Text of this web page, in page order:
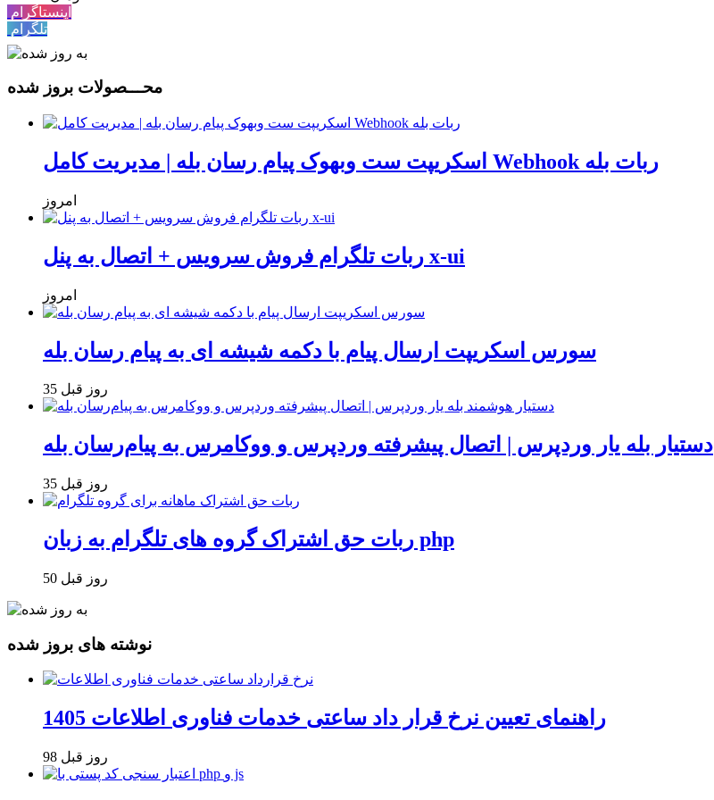
اینستاگرام
تلگرام
محـــصولات بروز شده
اسکریپت ست وبهوک پیام رسان بله | مدیریت کامل Webhook ربات بله
امروز
ربات تلگرام فروش سرویس + اتصال به پنل x-ui
امروز
سورس اسکریپت ارسال پیام با دکمه شیشه ای به پیام رسان بله
35 روز قبل
دستیار بله یار وردپرس | اتصال پیشرفته وردپرس و ووکامرس به پیام‌رسان بله
35 روز قبل
ربات حق اشتراک گروه های تلگرام به زبان php
50 روز قبل
نوشته های بروز شده
راهنمای تعیین نرخ قرار داد ساعتی خدمات فناوری اطلاعات 1405
98 روز قبل